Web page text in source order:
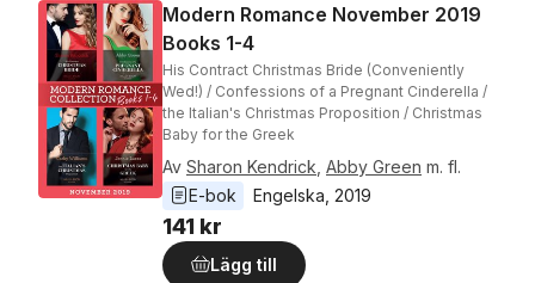
Modern Romance November 2019
Books 1-4
His Contract Christmas Bride (Conveniently
Wed!) / Confessions of a Pregnant Cinderella /
the Italian's Christmas Proposition / Christmas
Baby for the Greek
Av Sharon Kendrick Abby Green m. fl.
E-bok
Engelska 2019
141 kr
Lägg till